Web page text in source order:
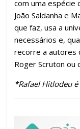
com uma espécie
João Saldanha e
que faz, usa a
necessários e,
recorre a autores
Roger Scruton ou
*Rafael Hitlodeu